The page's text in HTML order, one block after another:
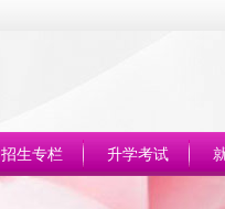
招生专栏 升学考试